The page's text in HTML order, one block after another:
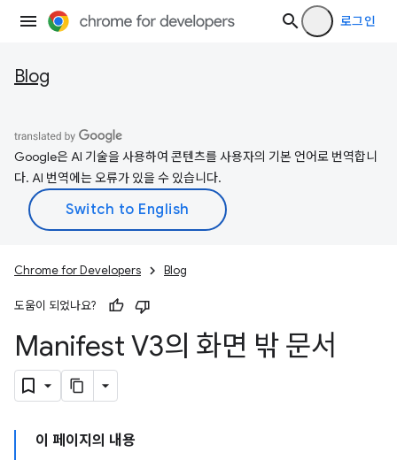
로그인
Blog
Google은 AI 기술을 사용하여 콘텐츠를 사용자의 기본 언어로 번역합니
다. AI 번역에는 오류가 있을 수 있습니다.
Chrome for Developers Blog
도움이 되었나요?
Manifest V3의 화면 밖 문서
이 페이지의 내용